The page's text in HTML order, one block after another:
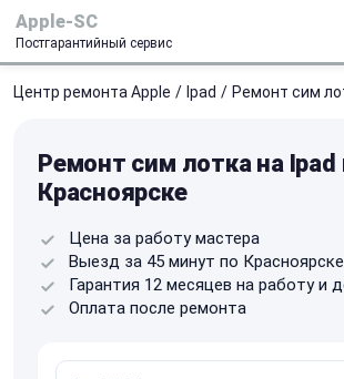
Apple-SC
Постгарантийный сервис
Центр ремонта Apple / Ipad / Ремонт сим
Ремонт сим лотка на Ipad
Красноярске
Цена за работу мастера
Выезд за 45 минут по Красноярске
Гарантия 12 месяцев на работу и
Оплата после ремонта